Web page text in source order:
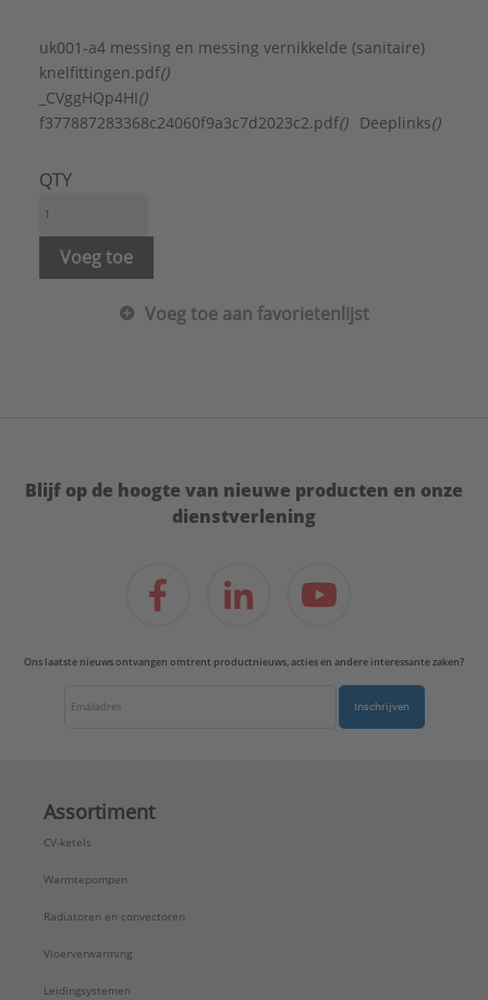
Kwaliteitsklasse materiaal wartelmoer: Overig
Materiaal knelring:
Materiaal wartelmoer:
Materiaalkwaliteit: CuZn40Pb2 (CW617N)
Met pakking:
Met steunbus:
Oppervlaktebescherming wartelmoer:
Verchroomd
Systeemgebonden:
Uitwendige buisdiameter: 15 mm
uk001-a4 messing en messing vernikkelde (sanitaire)
knelfittingen.pdf()
_CVggHQp4HI()
f377887283368c24060f9a3c7d2023c2.pdf() Deeplinks()
QTY
Voeg toe
Voeg toe aan favorietenlijst
Blijf op de hoogte van nieuwe producten en onze
dienstverlening
Ons laatste nieuws ontvangen omtrent productnieuws, acties en andere interessante zaken?
Inschrijven
Assortiment
CV-ketels
Warmtepompen
Radiatoren en convectoren
Vloerverwarming
Leidingsystemen